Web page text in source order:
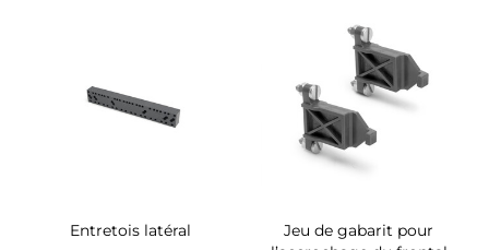
Entretois latéral
Jeu de gabarit pour